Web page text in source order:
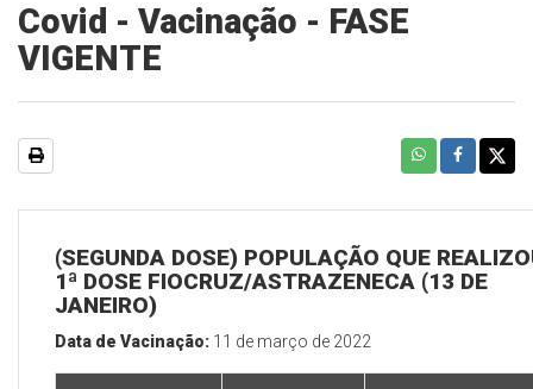
Covid - Vacinação - FASE
VIGENTE
(SEGUNDA DOSE) POPULAÇÃO QUE
1ª DOSE FIOCRUZ/ASTRAZENECA (13 DE
JANEIRO)
Data de Vacinação: 11 de março de 2022